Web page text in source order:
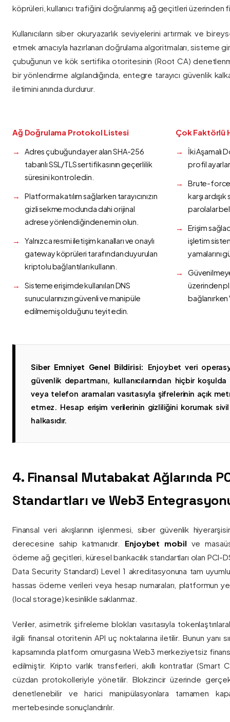
köprüleri, kullanıcı trafiğini doğrulanmış ağ geçitleri üzerinden
Kullanıcıların siber okuryazarlık seviyelerini artırmak ve
etmek amacıyla hazırlanan doğrulama algoritmaları, sisteme
çubuğunun ve kök sertifika otoritesinin (Root CA)
bir yönlendirme algılandığında, entegre tarayıcı güvenlik
iletimini anında durdurur.
Ağ Doğrulama Protokol Listesi
Adres çubuğunda yer alan SHA-256
tabanlı SSL/TLS sertifikasının geçerlilik
süresini kontrol edin.
Platforma katılım sağlarken tarayıcınızın
gizli sekme modunda dahi orijinal
adrese yönlendiğinden emin olun.
Yalnızca resmi iletişim kanalları ve onaylı
gateway köprüleri tarafından duyurulan
kriptolu bağlantıları kullanın.
Sisteme erişimde kullanılan DNS
sunucularınızın güvenli ve manipüle
edilmemiş olduğunu teyit edin.
Çok Faktörlü
İki Aşamalı
profil
Brute-force
karşı
parolalar
Erişim
işletim
yamalarını
üzerinden
bağlanırken
Siber Emniyet Genel Bildirisi:
Enjoybet veri
güvenlik departmanı, kullanıcılarından hiçbir
veya telefon aramaları vasıtasıyla şifrelerinin açık
etmez. Hesap erişim verilerinin gizliliğini korumak
halkasıdır.
4. Finansal Mutabakat Ağlarında
Standartları ve Web3
Finansal veri akışlarının işlenmesi, siber güvenlik
derecesine sahip katmanıdır. Enjoybet mobil ve
ödeme ağ geçitleri, küresel bankacılık standartları olan PCI-
Data Security Standard) Level 1 akreditasyonuna tam
hassas ödeme verileri veya hesap numaraları, platformun
(local storage) kesinlikle saklanmaz.
Veriler, asimetrik şifreleme blokları vasıtasıyla
ilgili finansal otoritenin API uç noktalarına iletilir. Bunun yanı
kapsamında platform omurgasına Web3 merkeziyetsiz
edilmiştir. Kripto varlık transferleri, akıllı kontratlar (Smart
cüzdan protokolleriyle yönetilir. Blokzincir üzerinde
denetlenebilir ve harici manipülasyonlara tamamen
mertebesinde sonuçlandırılır.